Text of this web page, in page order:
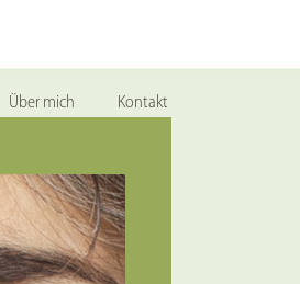
Über mich Kontakt